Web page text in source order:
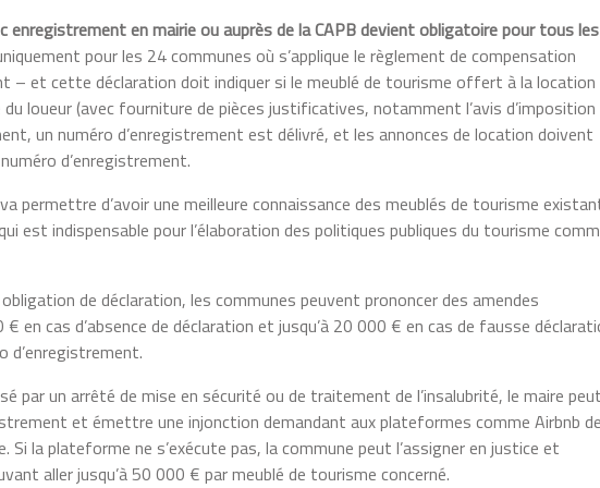
enregistrement en mairie ou auprès de la CAPB devient obligatoire pour tous les
pour les 24 communes où s’applique le règlement de compensation
– et cette déclaration doit indiquer si le meublé de tourisme offert à la location
loueur (avec fourniture de pièces justificatives, notamment l’avis
un numéro d’enregistrement est délivré, et les annonces de location doivent
d’enregistrement.
permettre d’avoir une meilleure connaissance des meublés de tourisme
est indispensable pour l’élaboration des politiques publiques du tourisme
de déclaration, les communes peuvent prononcer des amendes
en cas d’absence de déclaration et jusqu’à 20 000 € en cas de fausse
d’enregistrement.
par un arrêté de mise en sécurité ou de traitement de l’insalubrité, le maire peut
et émettre une injonction demandant aux plateformes comme Airbnb de
Si la plateforme ne s’exécute pas, la commune peut l’assigner en justice et
aller jusqu’à 50 000 € par meublé de tourisme concerné.